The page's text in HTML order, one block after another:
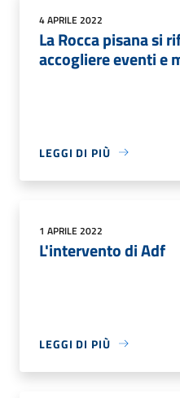
4 APRILE 2022
La Rocca pisana si
accogliere eventi e
LEGGI DI PIÙ
1 APRILE 2022
L'intervento di Adf
LEGGI DI PIÙ